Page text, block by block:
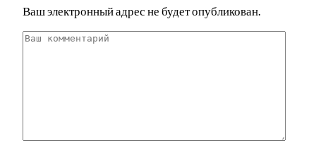
Ваш электронный адрес не будет опубликован.